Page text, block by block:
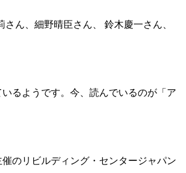
ん、細野晴臣さん、 鈴木慶一さん、
るようです。今、読んでいるのが「ア
のリビルディング・センタージャパン